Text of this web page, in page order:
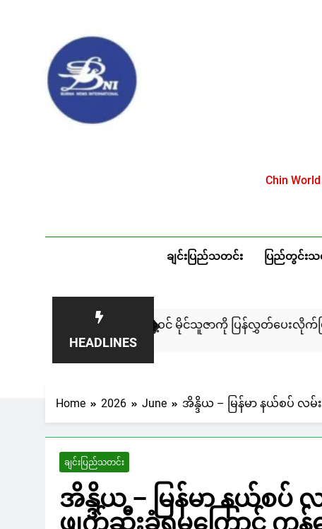
Chin
ချင်းပြည်သတင်း ပြည်တွင်းသ
HEADLINES
/ CPA တပ်ဖွဲ့ဝင် မိုင်သူဇာကို ပြန်လွှတ်ပေးလိုက်ပြီလို့ သိရ “
Home 2026 June အိန္ဒိယ – မြန်မာ နယ်စပ် လ
ချင်းပြည်သတင်း
အိန္ဒိယ – မြန်မာ နယ်စပ်
ဖျက်ဆီးခံရမှုကြောင့် ကုန်